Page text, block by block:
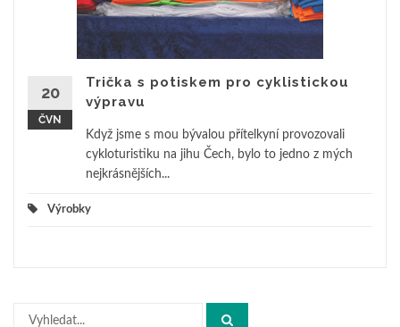
20
ČVN
Trička s potiskem pro cyklistickou
výpravu
Když jsme s mou bývalou přítelkyní provozovali
cykloturistiku na jihu Čech, bylo to jedno z mých
nejkrásnějších...
Výrobky